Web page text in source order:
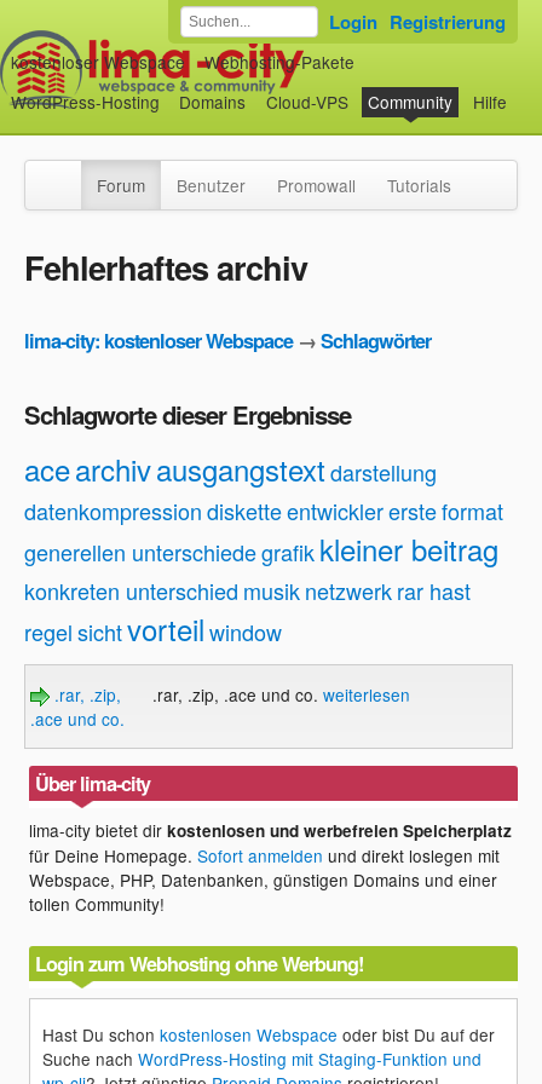
kostenloser Webspace
Webhosting-Pakete
WordPress-Hosting
Domains Cloud-VPS Community Hilfe
Login Registrierung
Forum Benutzer Promowall Tutorials
Fehlerhaftes archiv
lima-city: kostenloser Webspace→Schlagwörter
Schlagworte dieser Ergebnisse
acearchivausgangstextdarstellung
datenkompressiondisketteentwicklerersteformat
generellen unterschiedegrafikkleiner beitrag
konkreten unterschied musiknetzwerkrar hast
regelsichtvorteilwindow
.rar, .zip,
.ace und co.
.rar, .zip, .ace und co. weiterlesen
Über lima-city
lima-city bietet dirkostenlosen und werbefreien Speicherplatz
für Deine Homepage.Sofort anmelden und direkt loslegen mit
Webspace, PHP, Datenbanken, günstigen Domains und einer
tollen Community!
Login zum Webhosting ohne Werbung!
Hast Du schonkostenlosen Webspace oder bist Du auf der
Suche nachWordPress-Hosting mit Staging-Funktion und